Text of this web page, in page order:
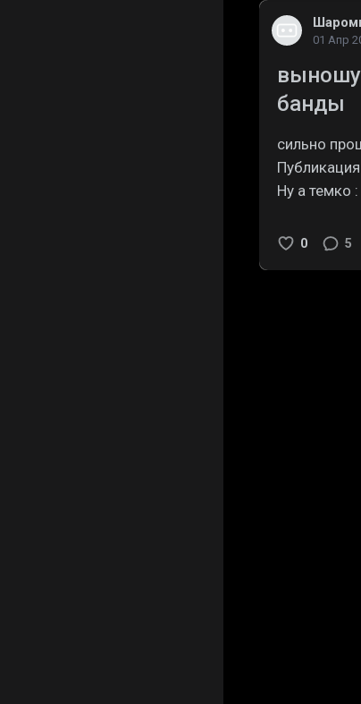
01 Апр
выношу
банды
сильно
Ну а
0 5